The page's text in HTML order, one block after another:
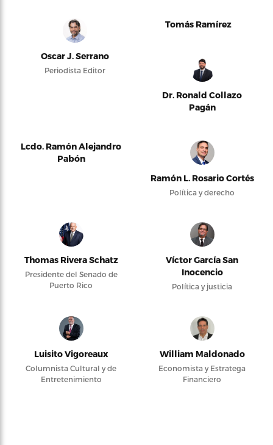
Oscar J. Serrano
Periodista Editor
Tomás Ramírez
Dr. Ronald Collazo
Pagán
Lcdo. Ramón Alejandro
Pabón
Ramón L. Rosario Cortés
Política y derecho
Thomas Rivera Schatz
Presidente del Senado de
Puerto Rico
Víctor García San
Inocencio
Política y justicia
Luisito Vigoreaux
Columnista Cultural y de
Entretenimiento
William Maldonado
Economista y Estratega
Financiero